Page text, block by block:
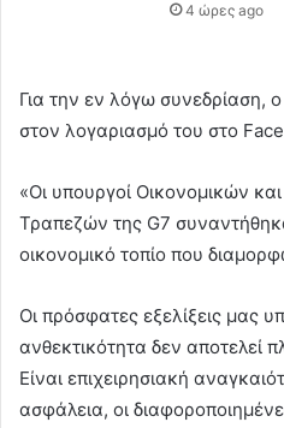
4 ώρες ago
Για την εν λόγω συνεδρίαση,
στον λογαριασμό του στο
«Οι υπουργοί Οικονομικών
Τραπεζών της G7
οικονομικό τοπίο που
Οι πρόσφατες εξελίξεις μας
ανθεκτικότητα δεν αποτελεί
Είναι επιχειρησιακή
ασφάλεια, οι